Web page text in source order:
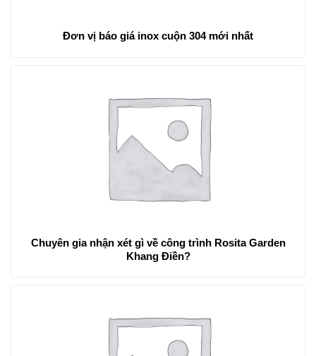
Đơn vị báo giá inox cuộn 304 mới nhất
Chuyên gia nhận xét gì về công trình Rosita Garden
Khang Điền?